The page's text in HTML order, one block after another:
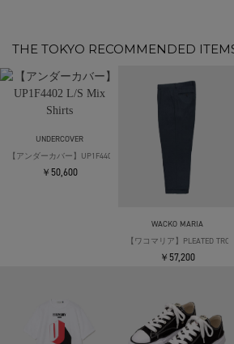
THE TOKYO RECOMMENDED
UNDERCOVER
【アンダーカバー】UP1F4402 L/S Mix Shirts
￥50,600
WACKO MARIA
【ワコマリア】PLEATED
￥57,200